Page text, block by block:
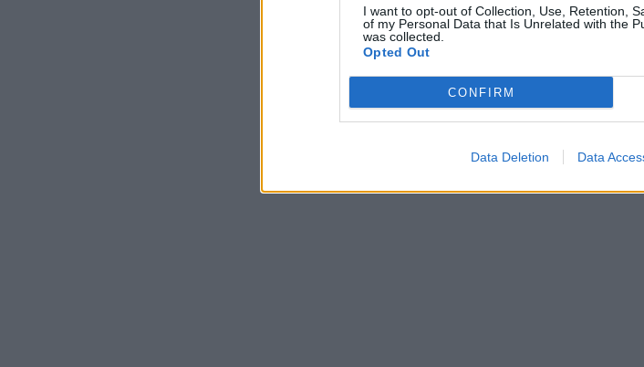
I want to opt-out of Collection, Use, Retention,
of my Personal Data that Is Unrelated with the
was collected.
Opted Out
CONFIRM
Data Deletion Data